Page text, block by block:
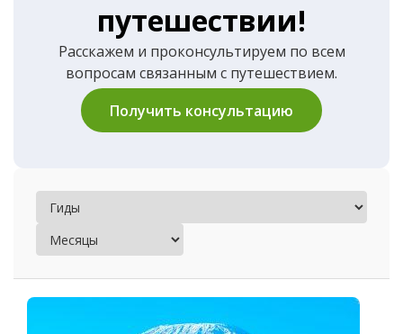
путешествии!
Расскажем и проконсультируем по всем
вопросам связанным с путешествием.
Получить консультацию